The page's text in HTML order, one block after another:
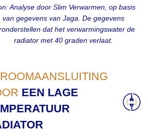
Analyse door Slim Verwarmen, op basis
van gegevens van Jaga. De gegevens
dat het verwarmingswater de
radiator met 40 graden verlaat.
EEN LAGE